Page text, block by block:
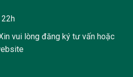
vui lòng đăng ký tư vấn hoặc